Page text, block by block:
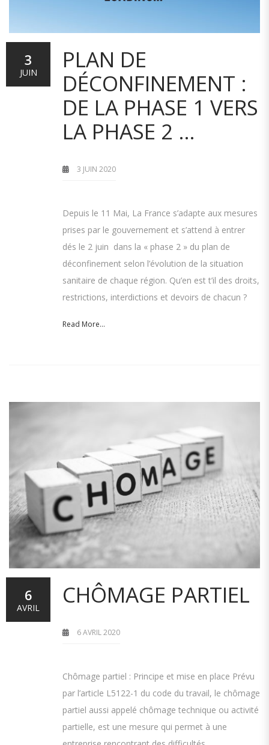
PLAN DE
DÉCONFINEMENT :
DE LA PHASE 1 VERS
LA PHASE 2 …
3 JUIN 2020
Depuis le 11 Mai, La France s’adapte aux mesures
prises par le gouvernement et s’attend à entrer
dés le 2 juin dans la « phase 2 » du plan de
déconfinement selon l’évolution de la situation
sanitaire de chaque région. Qu’en est t’il des droits,
restrictions, interdictions et devoirs de chacun ?
Read More...
3
JUIN
CHÔMAGE PARTIEL
6 AVRIL 2020
Chômage partiel : Principe et mise en place Prévu
par l’article L5122-1 du code du travail, le chômage
partiel aussi appelé chômage technique ou activité
partielle, est une mesure qui permet à une
6
AVRIL